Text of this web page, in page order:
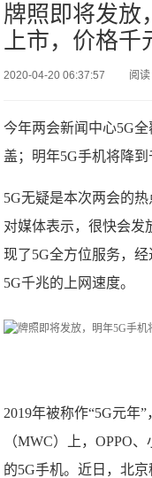
牌照即将发放
上市，价格千
2020-04-20 06:37:57 阅
今年两会新闻中心5G
盖；明年5G手机将降到
5G无疑是本次两会的
对媒体表示，很快会发
现了5G全方位服务，
5G千兆的上网速度。
2019年被称作“5G元年
（MWC）上，OPPO
的5G手机。近日，北